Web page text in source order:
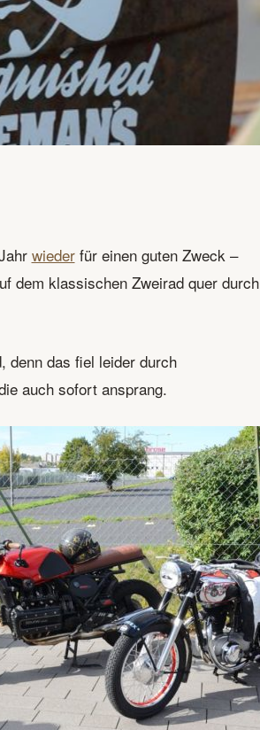
wiederfür einen guten Zweck –
dem klassischen Zweirad quer durch
denn das fiel leider durch
auch sofort ansprang.